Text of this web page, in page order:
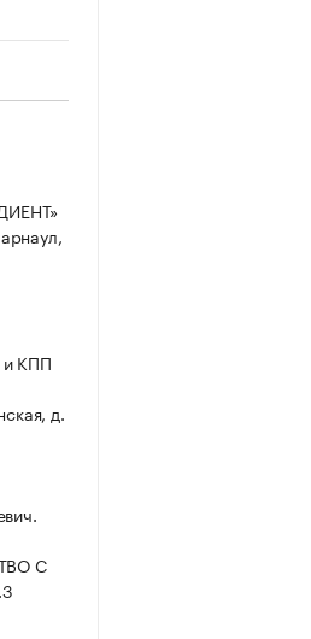
и КПП
д.
С